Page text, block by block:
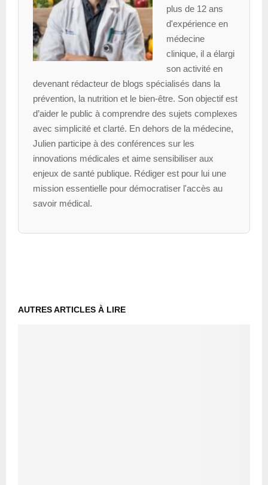
plus de 12 ans
d'expérience en
médecine
clinique, il a élargi
son activité en
devenant rédacteur de blogs spécialisés dans la
prévention, la nutrition et le bien-être. Son objectif est
d’aider le public à comprendre des sujets complexes
avec simplicité et clarté. En dehors de la médecine,
Julien participe à des conférences sur les
innovations médicales et aime sensibiliser aux
enjeux de santé publique. Rédiger est pour lui une
mission essentielle pour démocratiser l'accès au
savoir médical.
AUTRES ARTICLES À LIRE